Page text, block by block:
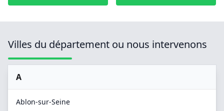
Villes du département ou nous intervenons
A
Ablon-sur-Seine